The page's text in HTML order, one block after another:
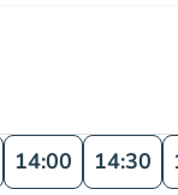
14:00 14:30